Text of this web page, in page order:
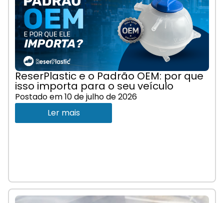
ReserPlastic e o Padrão OEM: por que
isso importa para o seu veículo
Postado em10 de julho de 2026
Ler mais